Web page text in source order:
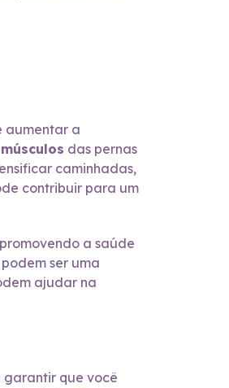
aumentar a
das pernas
caminhadas,
contribuir para um
a saúde
ser uma
ajudar na
garantir que você